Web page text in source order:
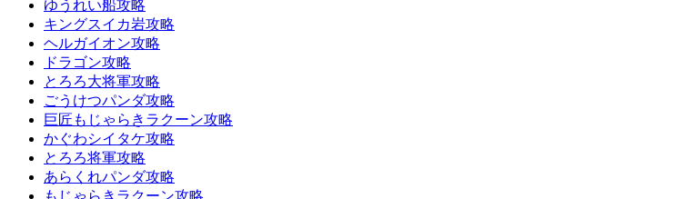
ゆうれい船攻略
キングスイカ岩攻略
ヘルガイオン攻略
ドラゴン攻略
とろろ大将軍攻略
ごうけつパンダ攻略
巨匠もじゃらきラクーン攻略
かぐわシイタケ攻略
とろろ将軍攻略
あらくれパンダ攻略
もじゃらきラクーン攻略